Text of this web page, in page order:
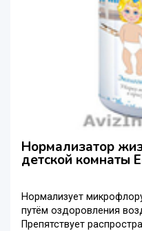
Нормализатор
детской комнаты
Нормализует
путём оздоровления
Препятствует